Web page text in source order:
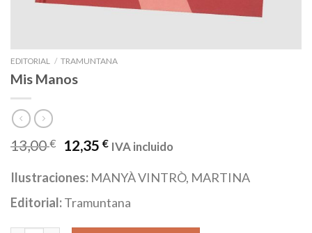
EDITORIAL / TRAMUNTANA
Mis Manos
13,00€ 12,35€ IVA incluido
Ilustraciones: MANYÀ VINTRÒ, MARTINA
Editorial:Tramuntana